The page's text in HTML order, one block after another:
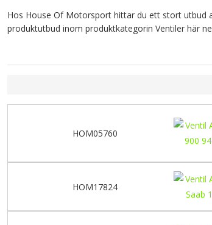
Hos House Of Motorsport hittar du ett stort utbud
produktutbud inom produktkategorin Ventiler här
HOM05760
HOM17824